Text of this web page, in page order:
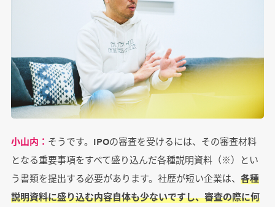
小山内： そうです。IPOの審査を受けるには、その審査材料
となる重要事項をすべて盛り込んだ各種説明資料（※）とい
う書類を提出する必要があります。社歴が短い企業は、 各種
説明資料に盛り込む内容自体も少ないですし、審査の際に何